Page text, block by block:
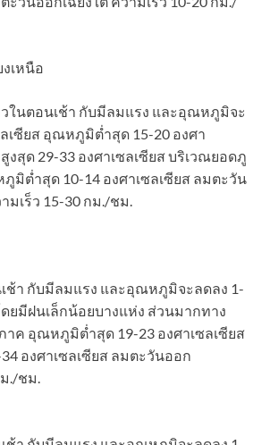
เหนือ
ในตอนเช้า กับมีลมแรง และอุณหภูมิจะ
เซียส อุณหภูมิต่ำสุด 15-20 องศา
สุด 29-33 องศาเซลเซียส บริเวณยอดภู
มิต่ำสุด 10-14 องศาเซลเซียส ลมตะวัน
มเร็ว 15-30 กม./ชม.
ช้า กับมีลมแรง และอุณหภูมิจะลดลง 1-
ดยมีฝนเล็กน้อยบางแห่ง ส่วนมากทาง
ค อุณหภูมิต่ำสุด 19-23 องศาเซลเซียส
องศาเซลเซียส ลมตะวันออก
ม./ชม.